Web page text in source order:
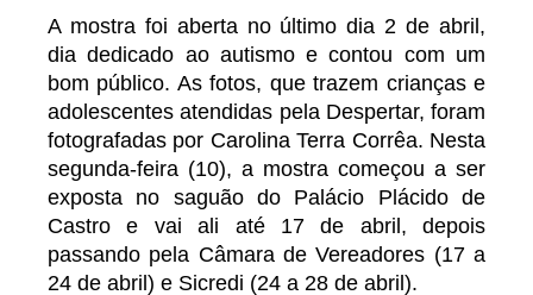
A mostra foi aberta no último dia 2 de abril,
dia dedicado ao autismo e contou com um
bom público. As fotos, que trazem crianças e
adolescentes atendidas pela Despertar, foram
fotografadas por Carolina Terra Corrêa. Nesta
segunda-feira (10), a mostra começou a ser
exposta no saguão do Palácio Plácido de
Castro e vai ali até 17 de abril, depois
passando pela Câmara de Vereadores (17 a
24 de abril) e Sicredi (24 a 28 de abril).